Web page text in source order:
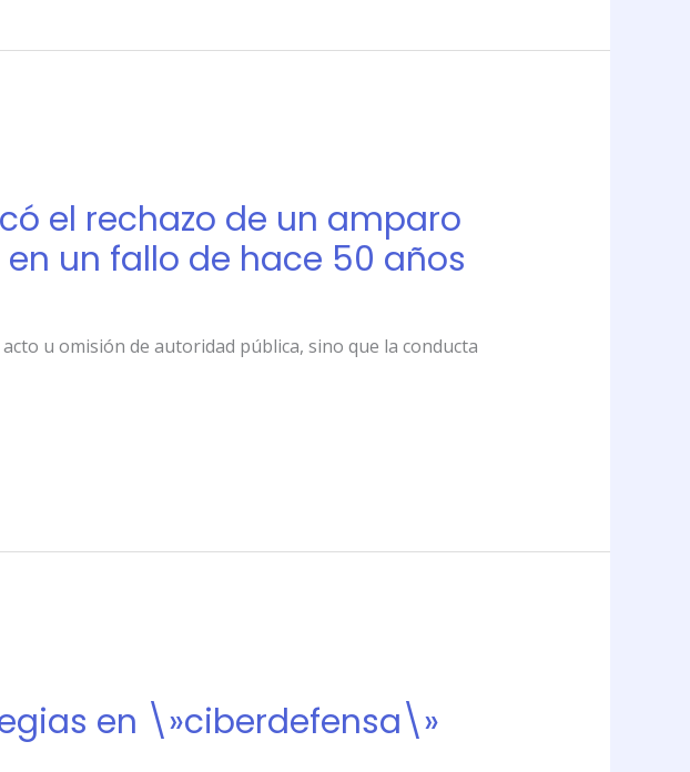
el rechazo de un amparo
un fallo de hace 50 años
u omisión de autoridad pública, sino que la conducta
en \»ciberdefensa\»